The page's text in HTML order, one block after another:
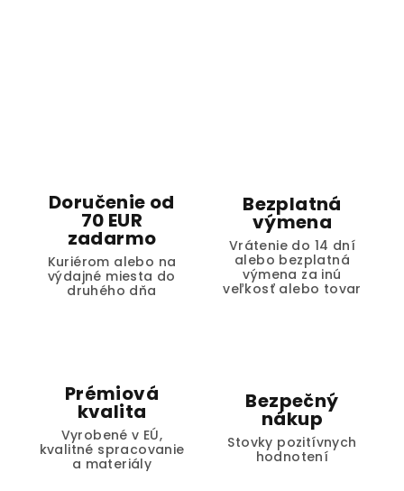
Doručenie od
70 EUR
zadarmo
Kuriérom alebo na
výdajné miesta do
druhého dňa
Bezplatná
výmena
Vrátenie do 14 dní
alebo bezplatná
výmena za inú
veľkosť alebo tovar
Prémiová
kvalita
Vyrobené v EÚ,
kvalitné spracovanie
a materiály
Bezpečný
nákup
Stovky pozitívnych
hodnotení